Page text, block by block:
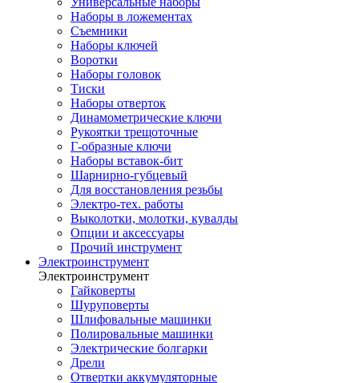
Наборы в ложементах
Съемники
Наборы ключей
Воротки
Наборы головок
Тиски
Наборы отверток
Динамометрические ключи
Рукоятки трещоточные
Г-образные ключи
Наборы вставок-бит
Шарнирно-губцевый
Для восстановления резьбы
Электро-тех. работы
Выколотки, молотки, кувалды
Опции и аксессуары
Прочий инструмент
Электроинструмент
Электроинструмент
Гайковерты
Шуруповерты
Шлифовальные машинки
Полировальные машинки
Электрические болгарки
Дрели
Отвертки аккумуляторные